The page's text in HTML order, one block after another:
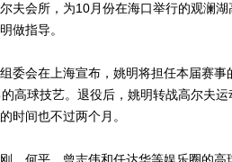
夫会所，为10月份在海口举行的观澜湖
做指导。
会在上海宣布，姚明将担任本届赛事
高球技艺。退役后，姚明转战高尔夫运
时间也不过两个月。